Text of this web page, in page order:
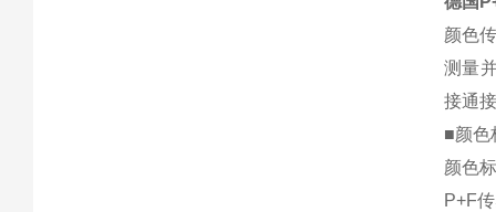
颜色
测量
接通
■颜色
颜色
P+F